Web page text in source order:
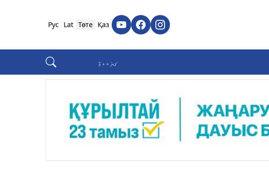
Қаз
Төте
Lat
Рус